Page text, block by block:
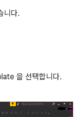
니다.
을 선택합니다.